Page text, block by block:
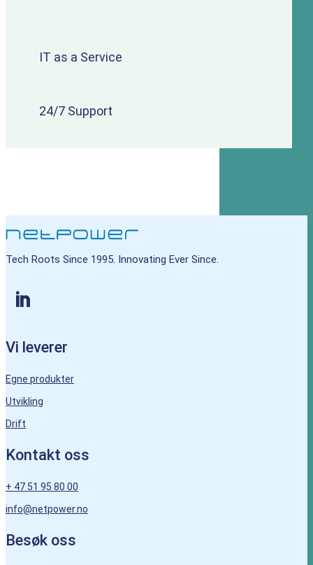
IT as a Service
24/7 Support
Tech Roots Since 1995. Innovating Ever Since.
Vi leverer
Egne produkter
Utvikling
Drift
Kontakt oss
+ 47 51 95 80 00
info@netpower.no
Besøk oss